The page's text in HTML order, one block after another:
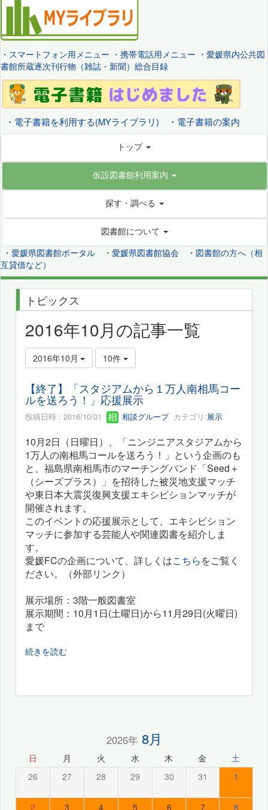
・ スマートフォン用メニュー ・ 携帯電話用メニュー ・ 愛媛県内公共図
書館所蔵逐次刊行物（雑誌・新聞）総合目録
・ 電子書籍を利用する(MYライブラリ) ・ 電子書籍の案内
トップ
仮設図書館利用案内
探す・調べる
図書館について
・ 愛媛県図書館ポータル ・ 愛媛県図書館協会 ・ 図書館の方へ（相
互貸借など）
トピックス
2016年10月の記事一覧
2016年10月 10件
【終了】「スタジアムから１万人南相馬コー
ルを送ろう！」応援展示
投稿日時 : 2016/10/01 相談グループカテゴリ:展示
10月2日（日曜日）、「ニンジニアスタジアムから
1万人の南相馬コールを送ろう！」という企画のも
と、福島県南相馬市のマーチングバンド「Seed＋
（シーズプラス）」を招待した被災地支援マッチ
や東日本大震災復興支援エキシビションマッチが
開催されます。
このイベントの応援展示として、エキシビション
マッチに参加する芸能人や関連図書を紹介しま
す。
愛媛FCの企画について、詳しくはこちらをご覧く
ださい。（外部リンク）
展示場所：3階一般図書室
展示期間：10月1日(土曜日)から11月29日(火曜日)
まで
続きを読む
2026年8月
日 月 火 水 木 金 土
26 27 28 29 30 31 1
2 3 4 5 6 7 8